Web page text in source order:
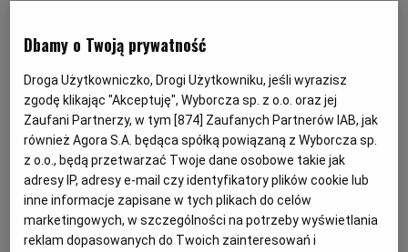
SOST, DIPY I INNE DODATKI
KUCHNIA INDYJSKA
KUCHNIA HISZPAŃSKA
KUCHNIA NIEMIECKA
GORZÓW WIELKOPOLSKI
KALISZ
KATOWICE
TYLKO ZDROWIE
KSIĄŻKI. MAGAZYN DO CZYTANIA
NASZA EUROPA
JUTRONAUCI
ARCHIWUM
INNE SERWISY
Dbamy o Twoją prywatność
Droga Użytkowniczko, Drogi Użytkowniku, jeśli wyrazisz
zgodę klikając "Akceptuję", Wyborcza sp. z o.o. oraz jej
Zaufani Partnerzy, w tym [874] Zaufanych Partnerów IAB, jak
również Agora S.A. będąca spółką powiązaną z Wyborcza sp.
z o.o., będą przetwarzać Twoje dane osobowe takie jak
adresy IP, adresy e-mail czy identyfikatory plików cookie lub
inne informacje zapisane w tych plikach do celów
marketingowych, w szczególności na potrzeby wyświetlania
reklam dopasowanych do Twoich zainteresowań i